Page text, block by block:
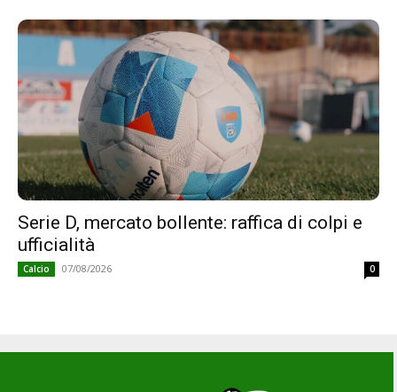
Serie D, mercato bollente: raffica di colpi e
ufficialità
Calcio 07/08/2026 0